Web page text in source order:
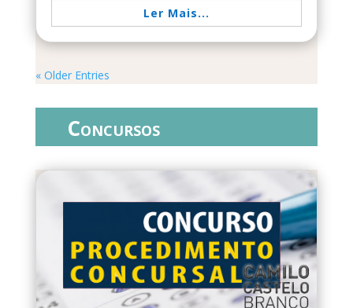
Ler Mais...
« Older Entries
Concursos